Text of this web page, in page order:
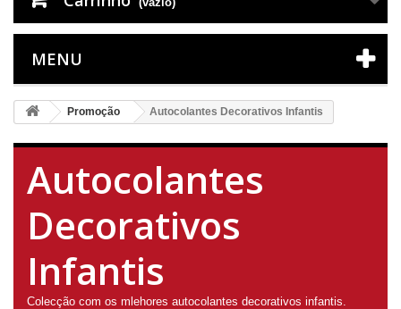
MENU
Promoção Autocolantes Decorativos Infantis
Autocolantes
Decorativos
Infantis
Colecção com os mlehores autocolantes decorativos infantis.